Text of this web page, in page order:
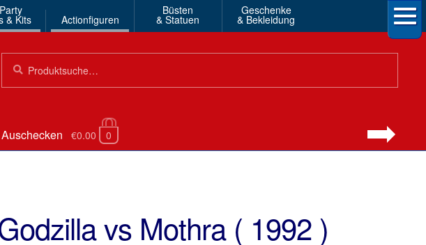
& Kits Actionfiguren
Büsten
& Statuen
Geschenke
& Bekleidung
nach:
Auschecken €0.00 0
vs Mothra ( 1992 )